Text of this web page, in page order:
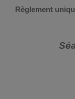
Règlement